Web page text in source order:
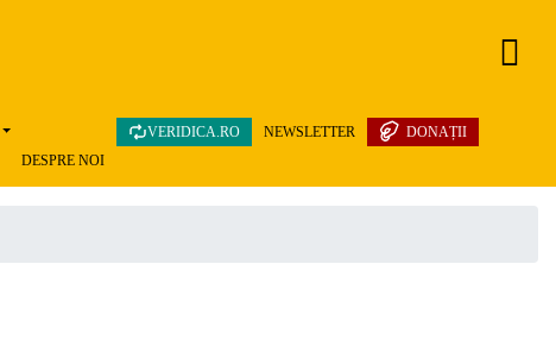
DONAȚII
NEWSLETTER
VERIDICA.RO
DESPRE NOI